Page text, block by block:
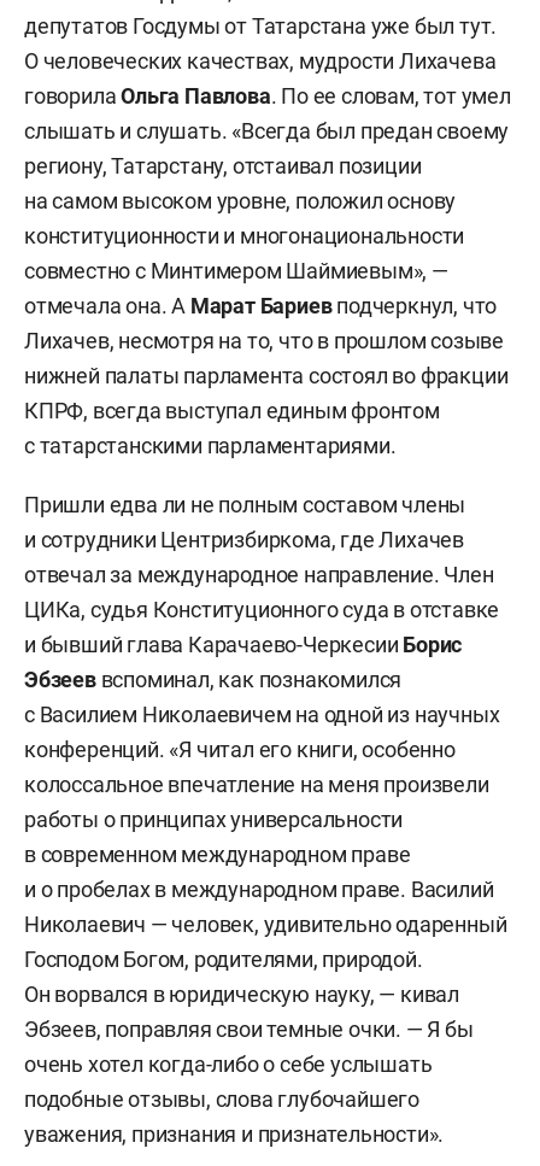
депутатов Госдумы от Татарстана уже был тут.
О человеческих качествах, мудрости Лихачева
говорилаОльга Павлова. По ее словам, тот умел
слышать и слушать. «Всегда был предан своему
региону, Татарстану, отстаивал позиции
на самом высоком уровне, положил основу
конституционности и многонациональности
совместно с Минтимером Шаймиевым», —
отмечала она. А Марат Бариевподчеркнул, что
Лихачев, несмотря на то, что в прошлом созыве
нижней палаты парламента состоял во фракции
КПРФ, всегда выступал единым фронтом
с татарстанскими парламентариями.
Пришли едва ли не полным составом члены
и сотрудники Центризбиркома, где Лихачев
отвечал за международное направление. Член
ЦИКа, судья Конституционного суда в отставке
и бывший глава Карачаево-Черкесии Борис
Эбзееввспоминал, как познакомился
с Василием Николаевичем на одной из научных
конференций. «Я читал его книги, особенно
колоссальное впечатление на меня произвели
работы о принципах универсальности
в современном международном праве
и о пробелах в международном праве. Василий
Николаевич — человек, удивительно одаренный
Господом Богом, родителями, природой.
Он ворвался в юридическую науку, — кивал
Эбзеев, поправляя свои темные очки. — Я бы
очень хотел когда-либо о себе услышать
подобные отзывы, слова глубочайшего
уважения, признания и признательности».